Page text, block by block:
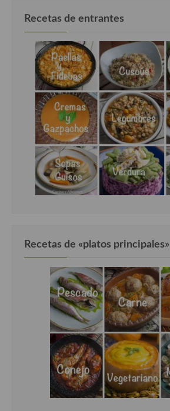
Recetas de entrantes
Recetas de «platos principales»